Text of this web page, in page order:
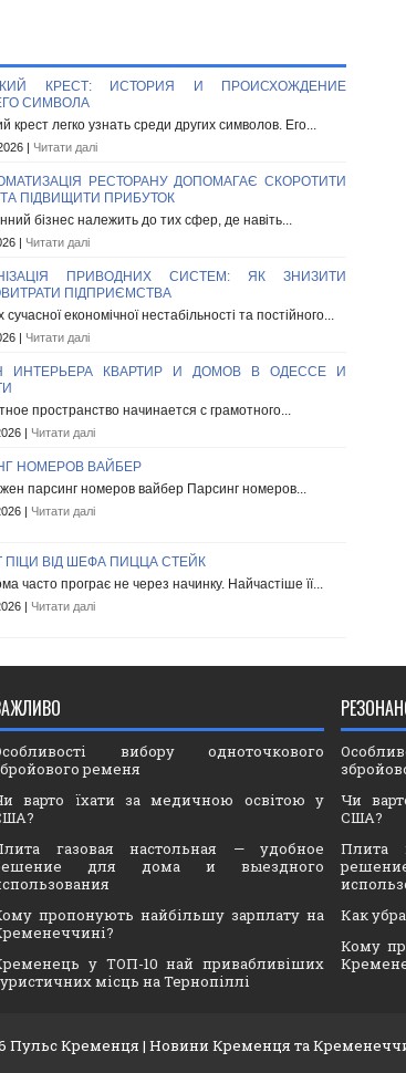
КРЕСТ: ИСТОРИЯ И ПРОИСХОЖДЕНИЕ
СИМВОЛА
крест легко узнать среди других символов. Его...
| Читати далі
РЕСТОРАНУ ДОПОМАГАЄ СКОРОТИТИ
ТА ПІДВИЩИТИ ПРИБУТОК
бізнес належить до тих сфер, де навіть...
| Читати далі
ПРИВОДНИХ СИСТЕМ: ЯК ЗНИЗИТИ
ПІДПРИЄМСТВА
сучасної економічної нестабільності та постійного...
| Читати далі
ИНТЕРЬЕРА КВАРТИР И ДОМОВ В ОДЕССЕ И
пространство начинается с грамотного...
| Читати далі
НОМЕРОВ ВАЙБЕР
парсинг номеров вайбер Парсинг номеров...
| Читати далі
ПІЦИ ВІД ШЕФА ПИЦЦА СТЕЙК
часто програє не через начинку. Найчастіше її...
| Читати далі
вибору одноточкового
ременя
варто їхати за медичною освітою у
газовая настольная — удобное
для дома и выездного
пропонують найбільшу зарплату на
у ТОП-10 най привабливіших
місць на Тернопіллі
Чи
США?
Плита
Как
Кому
Пульс Кременця | Новини Кременця та